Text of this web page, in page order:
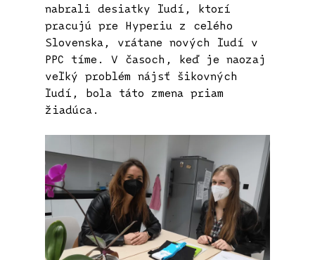
nabrali desiatky ľudí, ktorí
pracujú pre Hyperiu z celého
Slovenska, vrátane nových ľudí v
PPC tíme. V časoch, keď je naozaj
veľký problém nájsť šikovných
ľudí, bola táto zmena priam
žiadúca.